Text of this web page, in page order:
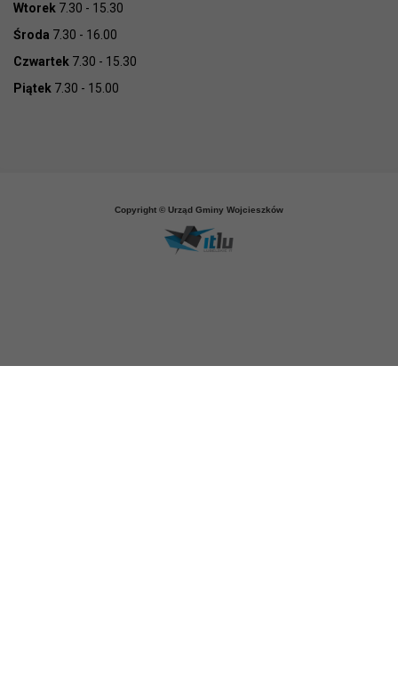
Wtorek 7.30 - 15.30
Środa 7.30 - 16.00
Czwartek 7.30 - 15.30
Piątek 7.30 - 15.00
Copyright © Urząd Gminy Wojcieszków